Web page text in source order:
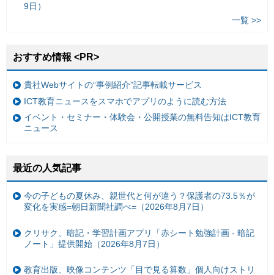
9日）
一覧 >>
おすすめ情報 <PR>
貴社Webサイトの“事例紹介”記事転載サービス
ICT教育ニュースをスマホでアプリのように読む方法
イベント・セミナー・体験会・公開授業の無料告知はICT教育
ニュース
最近の人気記事
今の子どもの夏休み、親世代と何が違う？保護者の73.5％が
変化を実感=朝日新聞社調べ=（2026年8月7日）
クリサク、暗記・学習計画アプリ「赤シート勉強計画 - 暗記
ノート」提供開始（2026年8月7日）
教育出版、映像コンテンツ「目で見る算数」個人向けストリ